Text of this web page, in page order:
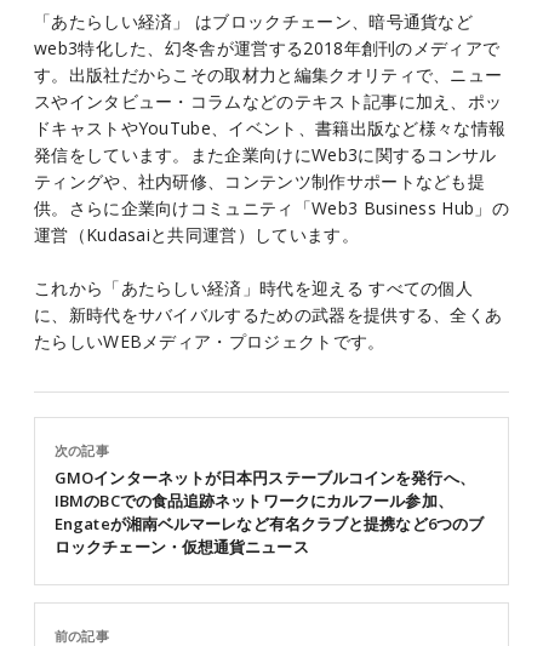
「あたらしい経済」 はブロックチェーン、暗号通貨など
web3特化した、幻冬舎が運営する2018年創刊のメディアで
す。出版社だからこその取材力と編集クオリティで、ニュー
スやインタビュー・コラムなどのテキスト記事に加え、ポッ
ドキャストやYouTube、イベント、書籍出版など様々な情報
発信をしています。また企業向けにWeb3に関するコンサル
ティングや、社内研修、コンテンツ制作サポートなども提
供。さらに企業向けコミュニティ「Web3 Business Hub」の
運営（Kudasaiと共同運営）しています。
これから「あたらしい経済」時代を迎える すべての個人
に、新時代をサバイバルするための武器を提供する、全くあ
たらしいWEBメディア・プロジェクトです。
前の記事
次の記事
GMOインターネットが日本円ステーブルコインを発行へ、
IBMのBCでの食品追跡ネットワークにカルフール参加、
Engateが湘南ベルマーレなど有名クラブと提携など6つのブ
ロックチェーン・仮想通貨ニュース